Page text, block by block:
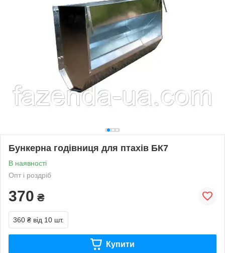
Бункерна годівниця для птахів БК7
В наявності
Опт і роздріб
370 ₴
360 ₴ від 10 шт.
Купити